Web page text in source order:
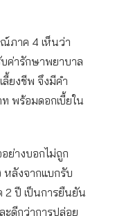
ณ์ภาค 4 เห็นว่า
ค่ารักษาพยาบาล
ลี้ยงชีพ จึงมีคำ
พร้อมดอกเบี้ยใน
ย่างบอกไม่ถูก
หลังจากแบกรับ
ปี เป็นการยืนยัน
ดีกว่าการปล่อย